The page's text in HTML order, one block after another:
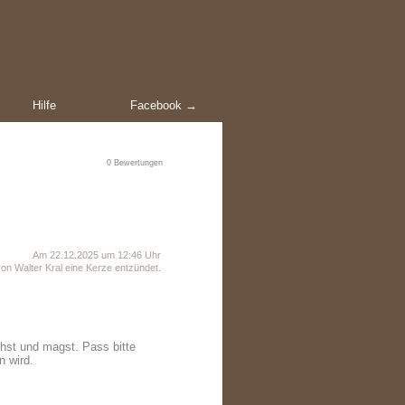
Hilfe Facebook →
0 Bewertungen
Am 22.12.2025 um 12:46 Uhr
Walter Kral eine Kerze entzündet.
und magst. Pass bitte
wird.